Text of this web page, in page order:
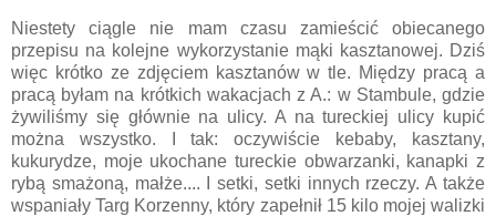
Niestety ciągle nie mam czasu zamieścić obiecanego
przepisu na kolejne wykorzystanie mąki kasztanowej. Dziś
więc krótko ze zdjęciem kasztanów w tle. Między pracą a
pracą byłam na krótkich wakacjach z A.: w Stambule, gdzie
żywiliśmy się głównie na ulicy. A na tureckiej ulicy kupić
można wszystko. I tak: oczywiście kebaby, kasztany,
kukurydze, moje ukochane tureckie obwarzanki, kanapki z
rybą smażoną, małże.... I setki, setki innych rzeczy. A także
wspaniały Targ Korzenny, który zapełnił 15 kilo mojej walizki